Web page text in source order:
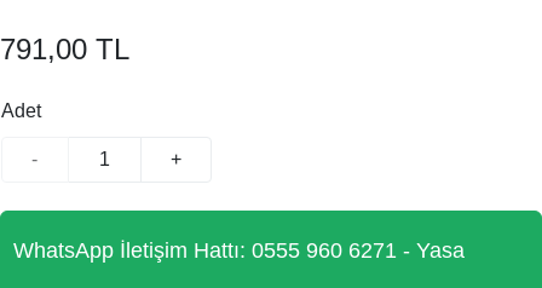
791,00 TL
Adet
- +
WhatsApp İletişim Hattı: 0555 960 6271 - Yasa